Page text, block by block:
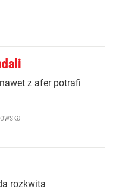
z afer potrafi
rozkwita